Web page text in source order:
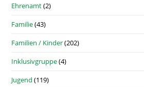
Ehrenamt(2)
Familie(43)
Familien / Kinder(202)
Inklusivgruppe(4)
Jugend (119)